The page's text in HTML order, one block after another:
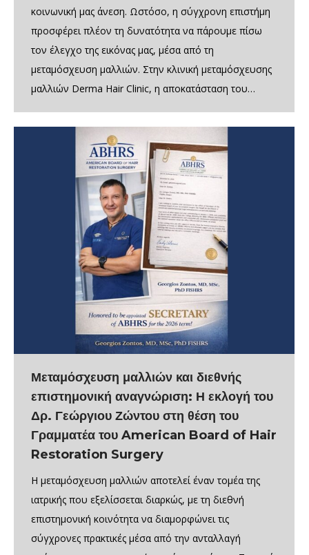
κοινωνική μας άνεση. Ωστόσο, η σύγχρονη επιστήμη
προσφέρει πλέον τη δυνατότητα να πάρουμε πίσω
τον έλεγχο της εικόνας μας, μέσα από τη
μεταμόσχευση μαλλιών. Στην κλινική μεταμόσχευσης
μαλλιών Derma Hair Clinic, η αποκατάσταση του…
Μεταμόσχευση μαλλιών και διεθνής
επιστημονική αναγνώριση: Η εκλογή του
Δρ. Γεώργιου Ζώντου στη θέση του
Γραμματέα του American Board of Hair
Restoration Surgery
Η μεταμόσχευση μαλλιών αποτελεί έναν τομέα της
ιατρικής που εξελίσσεται διαρκώς, με τη διεθνή
επιστημονική κοινότητα να διαμορφώνει τις
σύγχρονες πρακτικές μέσα από την ανταλλαγή